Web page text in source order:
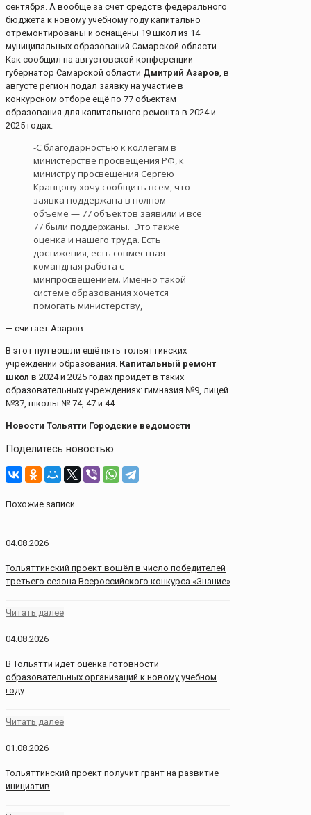
сентября. А вообще за счет средств федерального
бюджета к новому учебному году капитально
отремонтированы и оснащены 19 школ из 14
муниципальных образований Самарской области.
Как сообщил на августовской конференции
губернатор Самарской области Дмитрий Азаров, в
августе регион подал заявку на участие в
конкурсном отборе ещё по 77 объектам
образования для капитального ремонта в 2024 и
2025 годах.
-С благодарностью к коллегам в
министерстве просвещения РФ, к
министру просвещения Сергею
Кравцову хочу сообщить всем, что
заявка поддержана в полном
объеме — 77 объектов заявили и все
77 были поддержаны. Это также
оценка и нашего труда. Есть
достижения, есть совместная
командная работа с
минпросвещением. Именно такой
системе образования хочется
помогать министерству,
— считает Азаров.
В этот пул вошли ещё пять тольяттинских
учреждений образования. Капитальный ремонт
школ в 2024 и 2025 годах пройдет в таких
образовательных учреждениях: гимназия №9, лицей
№37, школы № 74, 47 и 44.
Новости Тольятти Городские ведомости
Поделитесь новостью:
Похожие записи
04.08.2026
Тольяттинский проект вошёл в число победителей
третьего сезона Всероссийского конкурса «Знание»
Читать далее
04.08.2026
В Тольятти идет оценка готовности
образовательных организаций к новому учебном
году
Читать далее
01.08.2026
Тольяттинский проект получит грант на развитие
инициатив